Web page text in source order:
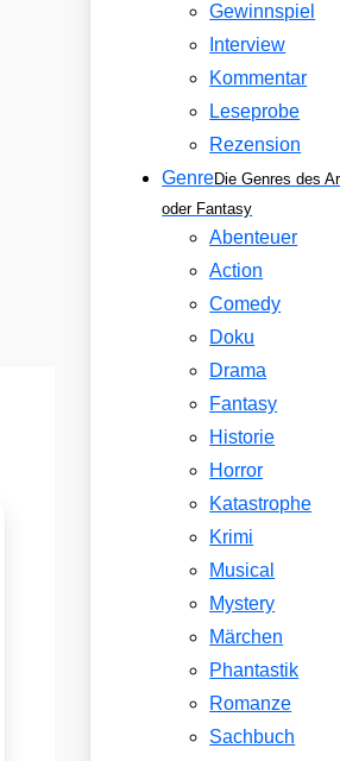
Gewinnspiel
Interview
Kommentar
Leseprobe
Rezension
GenreDie Genres des
oder Fantasy
Abenteuer
Action
Comedy
Doku
Drama
Fantasy
Historie
Horror
Katastrophe
Krimi
Musical
Mystery
Märchen
Phantastik
Romanze
Sachbuch